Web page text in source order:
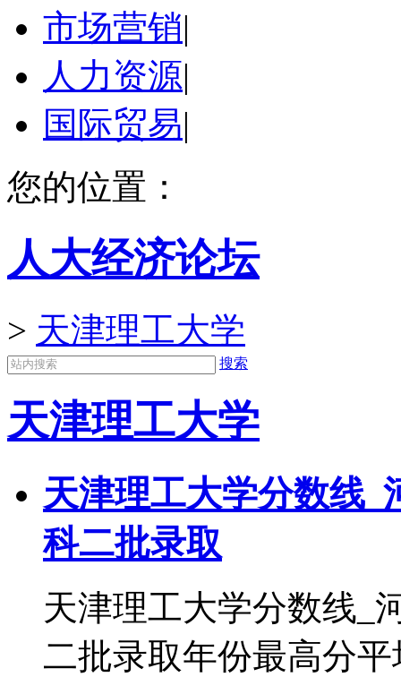
市场营销|
人力资源|
国际贸易|
您的位置：
人大经济论坛
> 天津理工大学
搜索
天津理工大学
天津理工大学分数线_
科二批录取
天津理工大学分数线_
二批录取年份最高分